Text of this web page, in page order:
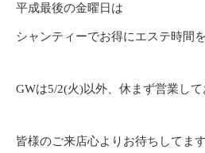
平成最後の金曜日は
シャンティーでお得にエステ時間
GWは5/2(火)以外、休まず営業し
皆様のご来店心よりお待ちしてます